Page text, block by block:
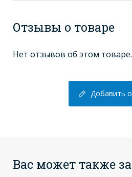
Отзывы о товаре
Нет отзывов об этом товаре.
Добавить
Вас может также